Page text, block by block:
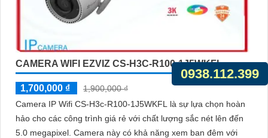
CAMERA WIFI EZVIZ CS-H3C-R100-1J5WKFL
1,700,000 ₫
1,900,000 ₫
Camera IP Wifi CS-H3c-R100-1J5WKFL là sự lựa chọn hoàn
hảo cho các công trình giá rẻ với chất lượng sắc nét lên đến
5.0 megapixel. Camera này có khả năng xem ban đêm với
0938.112.399